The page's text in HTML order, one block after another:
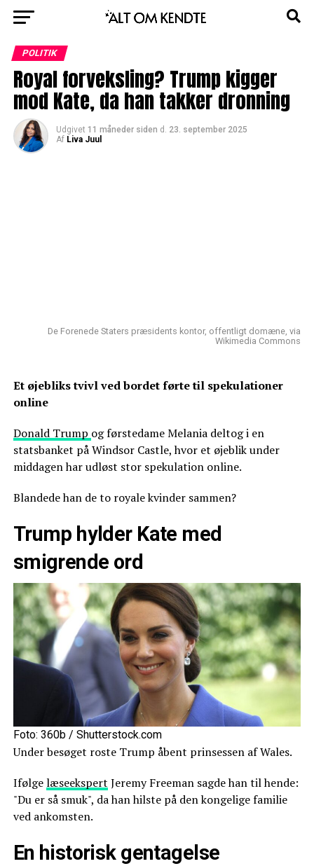
POLITIK
Royal forveksling? Trump kigger
mod Kate, da han takker dronning
Udgivet 11 måneder siden d. 23. september 2025
Af Liva Juul
De Forenede Staters præsidents kontor, offentligt domæne, via
Wikimedia Commons
Et øjebliks tvivl ved bordet førte til spekulationer
online
Donald Trump og førstedame Melania deltog i en
statsbanket på Windsor Castle, hvor et øjeblik under
middagen har udløst stor spekulation online.
Blandede han de to royale kvinder sammen?
Trump hylder Kate med
smigrende ord
Foto: 360b / Shutterstock.com
Under besøget roste Trump åbent prinsessen af Wales.
Ifølgelæseekspert Jeremy Freeman sagde han til hende:
"Du er så smuk", da han hilste på den kongelige familie
ved ankomsten.
En historisk gentagelse